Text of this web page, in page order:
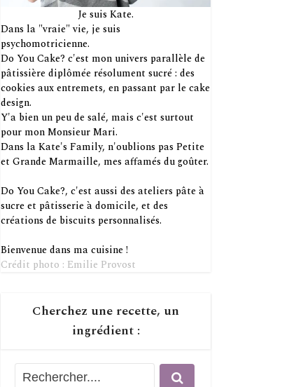
Je suis Kate.
Dans la "vraie" vie, je suis
psychomotricienne.
Do You Cake? c'est mon univers parallèle de
pâtissière diplômée résolument sucré : des
cookies aux entremets, en passant par le cake
design.
Y'a bien un peu de salé, mais c'est surtout
pour mon Monsieur Mari.
Dans la Kate's Family, n'oublions pas Petite
et Grande Marmaille, mes affamés du goûter.
Do You Cake?, c'est aussi des ateliers pâte à
sucre et pâtisserie à domicile, et des
créations de biscuits personnalisés.
Bienvenue dans ma cuisine !
Crédit photo : Emilie Provost
Cherchez une recette, un
ingrédient :